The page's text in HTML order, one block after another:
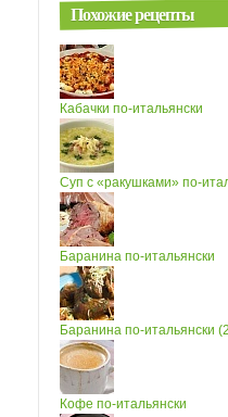
Похожие рецепты
Кабачки по-итальянски
Суп с «ракушками» по-
Баранина по-итальянски
Баранина по-итальянски
Кофе по-итальянски